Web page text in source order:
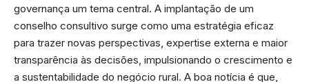
governança um tema central. A implantação de um
conselho consultivo surge como uma estratégia eficaz
para trazer novas perspectivas, expertise externa e maior
transparência às decisões, impulsionando o crescimento e
a sustentabilidade do negócio rural. A boa notícia é que,